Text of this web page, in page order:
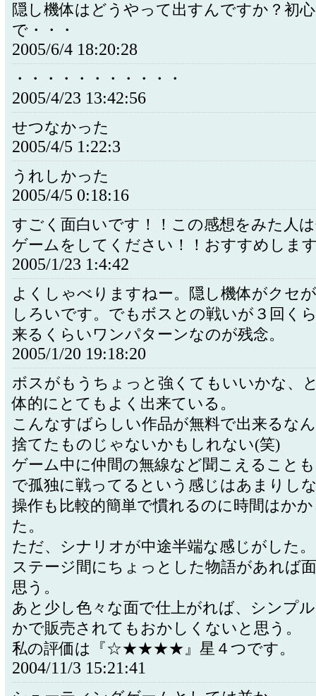
隠し機体はどうやって出すんですか？初
で・・・
2005/6/4 18:20:28
・・・・・・・・・・・
2005/4/23 13:42:56
せつなかった
2005/4/5 1:22:3
うれしかった
2005/4/5 0:18:16
すごく面白いです！！この感想をみた人
ゲームをしてください！！おすすめしま
2005/1/23 1:4:42
よくしゃべりますねー。隠し機体がクセ
しろいです。でもボスとの戦いが３回く
来るくらいワンパターンなのが残念。
2005/1/20 19:18:20
ボスがもうちょっと強くてもいいかな、
体的にとてもよく出来ている。
こんなすばらしい作品が無料で出来るな
捨てたものじゃないかもしれない(笑)
ゲーム中に仲間の無線など聞こえること
で孤独に戦ってるという感じはあまりし
操作も比較的簡単で慣れるのに時間はか
た。
ただ、シナリオが中途半端な感じがした。
ステージ間にちょっとした物語があれば
思う。
あと少し色々な面で仕上がれば、シンプ
かで販売されてもおかしくないと思う。
私の評価は『☆★★★★』星４つです。
2004/11/3 15:21:41